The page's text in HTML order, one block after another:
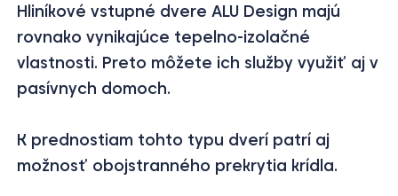
Hliníkové vstupné dvere ALU Design majú
rovnako vynikajúce tepelno-izolačné
vlastnosti. Preto môžete ich služby využiť aj v
pasívnych domoch.
K prednostiam tohto typu dverí patrí aj
možnosť obojstranného prekrytia krídla.